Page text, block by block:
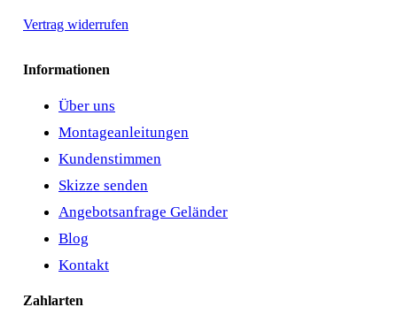
Vertrag widerrufen
Informationen
Über uns
Montageanleitungen
Kundenstimmen
Skizze senden
Angebotsanfrage Geländer
Blog
Kontakt
Zahlarten